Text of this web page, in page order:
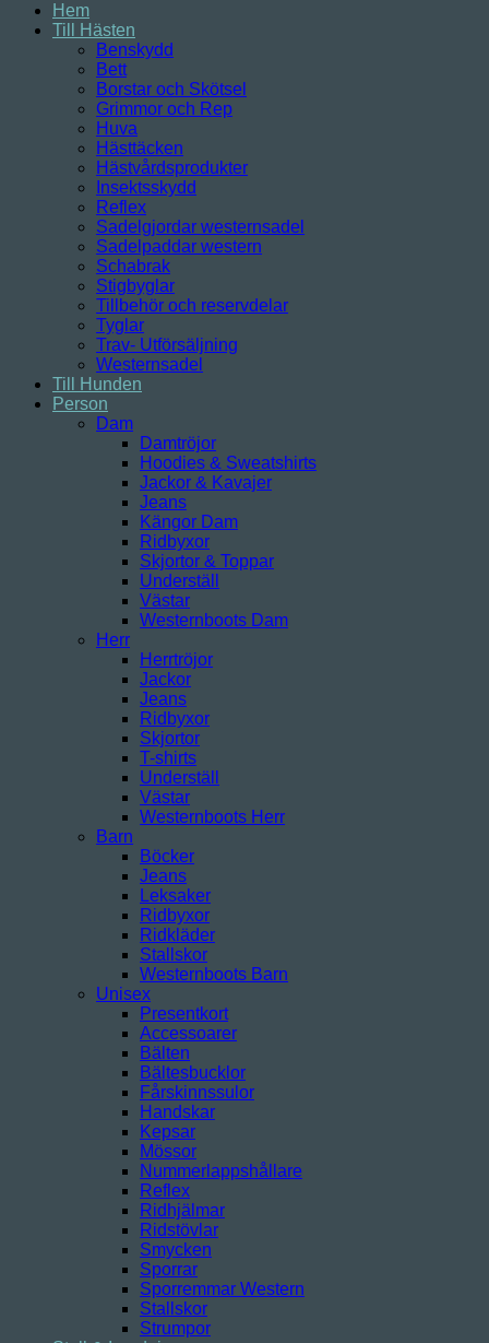
Hem
Till Hästen
Benskydd
Bett
Borstar och Skötsel
Grimmor och Rep
Huva
Hästtäcken
Hästvårdsprodukter
Insektsskydd
Reflex
Sadelgjordar westernsadel
Sadelpaddar western
Schabrak
Stigbyglar
Tillbehör och reservdelar
Tyglar
Trav- Utförsäljning
Westernsadel
Till Hunden
Person
Dam
Damtröjor
Hoodies & Sweatshirts
Jackor & Kavajer
Jeans
Kängor Dam
Ridbyxor
Skjortor & Toppar
Underställ
Västar
Westernboots Dam
Herr
Herrtröjor
Jackor
Jeans
Ridbyxor
Skjortor
T-shirts
Underställ
Västar
Westernboots Herr
Barn
Böcker
Jeans
Leksaker
Ridbyxor
Ridkläder
Stallskor
Westernboots Barn
Unisex
Presentkort
Accessoarer
Bälten
Bältesbucklor
Fårskinnssulor
Handskar
Kepsar
Mössor
Nummerlappshållare
Reflex
Ridhjälmar
Ridstövlar
Smycken
Sporrar
Sporremmar Western
Stallskor
Strumpor